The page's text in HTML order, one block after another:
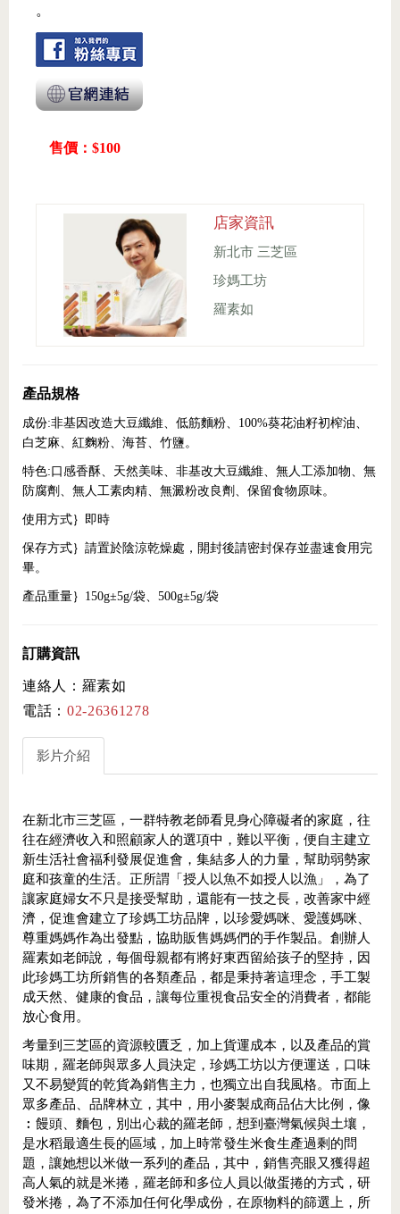
。
售價：$100
店家資訊
新北市 三芝區
珍媽工坊
羅素如
產品規格
成份:非基因改造大豆纖維、低筋麵粉、100%葵花油籽初榨油、
白芝麻、紅麴粉、海苔、竹鹽。
特色:口感香酥、天然美味、非基改大豆纖維、無人工添加物、無
防腐劑、無人工素肉精、無澱粉改良劑、保留食物原味。
使用方式｝即時
保存方式｝請置於陰涼乾燥處，開封後請密封保存並盡速食用完
畢。
產品重量｝150g±5g/袋、500g±5g/袋
訂購資訊
連絡人：羅素如
電話： 02-26361278
影片介紹
在新北市三芝區，一群特教老師看見身心障礙者的家庭，往
往在經濟收入和照顧家人的選項中，難以平衡，便自主建立
新生活社會福利發展促進會，集結多人的力量，幫助弱勢家
庭和孩童的生活。正所謂「授人以魚不如授人以漁」，為了
讓家庭婦女不只是接受幫助，還能有一技之長，改善家中經
濟，促進會建立了珍媽工坊品牌，以珍愛媽咪、愛護媽咪、
尊重媽媽作為出發點，協助販售媽媽們的手作製品。創辦人
羅素如老師說，每個母親都有將好東西留給孩子的堅持，因
此珍媽工坊所銷售的各類產品，都是秉持著這理念，手工製
成天然、健康的食品，讓每位重視食品安全的消費者，都能
放心食用。
考量到三芝區的資源較匱乏，加上貨運成本，以及產品的賞
味期，羅老師與眾多人員決定，珍媽工坊以方便運送，口味
又不易變質的乾貨為銷售主力，也獨立出自我風格。市面上
眾多產品、品牌林立，其中，用小麥製成商品佔大比例，像
︰饅頭、麵包，別出心裁的羅老師，想到臺灣氣候與土壤，
是水稻最適生長的區域，加上時常發生米食生產過剩的問
題，讓她想以米做一系列的產品，其中，銷售亮眼又獲得超
高人氣的就是米捲，羅老師和多位人員以做蛋捲的方式，研
發米捲，為了不添加任何化學成份，在原物料的篩選上，所